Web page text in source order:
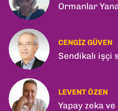
Ormanlar
CENGIZ GÜVEN
Sendikalı işçi
LEVENT ÖZEN
Yapay zeka